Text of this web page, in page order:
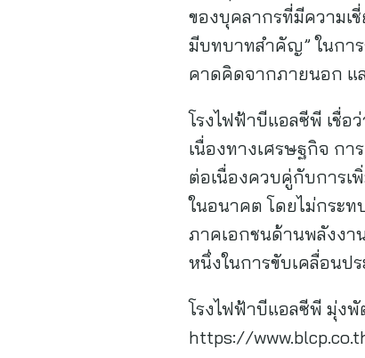
ของบุคลากรที่มีความเ
มีบทบาทสำคัญ” ในการ
คาดคิดจากภายนอก แ
โรงไฟฟ้าบีแอลซีพี เชื่อ
เนื่องทางเศรษฐกิจ ก
ต่อเนื่องควบคู่กับการเ
ในอนาคต โดยไม่กระ
ภาคเอกชนด้านพลังงา
หนึ่งในการขับเคลื่อนป
โรงไฟฟ้าบีแอลซีพี มุ่ง
https://